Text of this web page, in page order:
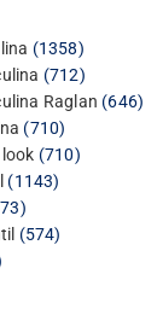
13581358
produtos
712712
produtos
Raglan 646646
710710
produtos
710710
11431143
573
produtos
574574